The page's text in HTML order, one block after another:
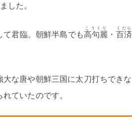
した。
君臨。朝鮮半島でも高句麗
こうくり
・ 百済
くだら
な唐や朝鮮三国に太刀打ちできな
ていたのです。